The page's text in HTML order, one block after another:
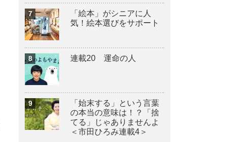
「絵本」がシニアに人
気！絵本選びをサポート
連載20 運命の人
「始末する」という言葉
の本当の意味は！？「捨
てる」じゃありませんよ
＜市田ひろみ連載4＞